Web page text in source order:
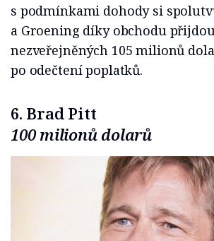
s podmínkami dohody si
a Groening díky obchodu
nezveřejněných 105 milionů
po odečtení poplatků.
6. Brad Pitt
100 milionů dolarů